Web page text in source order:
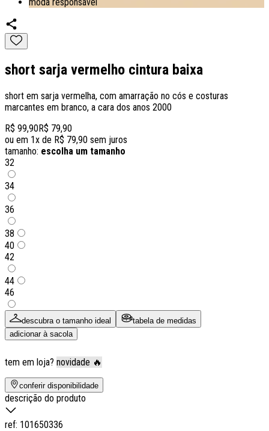
short sarja vermelho cintura baixa
short em sarja vermelha, com amarração no cós e costuras
marcantes em branco, a cara dos anos 2000
R$ 99,90R$ 79,90
ou em 1x de R$ 79,90 sem juros
tamanho: escolha um tamanho
32
34
36
38
40
42
44
46
descubra o tamanho ideal
tabela de medidas
adicionar à sacola
tem em loja? novidade 🔥
conferir disponibilidade
descrição do produto
ref: 101650336